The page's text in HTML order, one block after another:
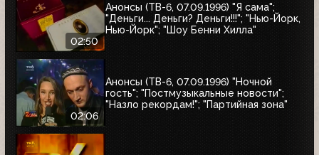
02:50
Анонсы (ТВ-6, 07.09.1996) "Я сама";
"Деньги... Деньги? Деньги!!!"; "Нью-Йорк,
Нью-Йорк"; "Шоу Бенни Хилла"
02:06
Анонсы (ТВ-6, 07.09.1996) "Ночной
гость"; "Постмузыкальные новости";
"Назло рекордам!"; "Партийная зона"